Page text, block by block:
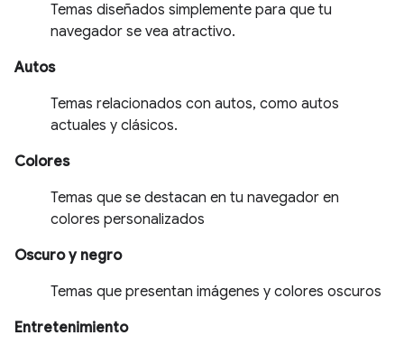
Temas diseñados simplemente para que tu
navegador se vea atractivo.
Autos
Temas relacionados con autos, como autos
actuales y clásicos.
Colores
Temas que se destacan en tu navegador en
colores personalizados
Oscuro y negro
Temas que presentan imágenes y colores oscuros
Entretenimiento